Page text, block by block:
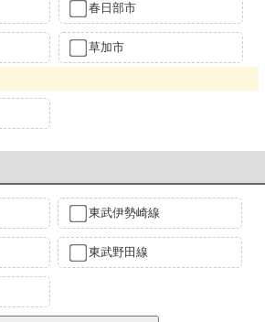
春日部市
草加市
東武伊勢崎線
東武野田線